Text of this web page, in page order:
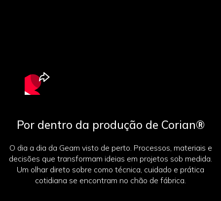
Por dentro da produção de Corian®
O dia a dia da Geam visto de perto. Processos, materiais e
decisões que transformam ideias em projetos sob medida.
Um olhar direto sobre como técnica, cuidado e prática
cotidiana se encontram no chão de fábrica.